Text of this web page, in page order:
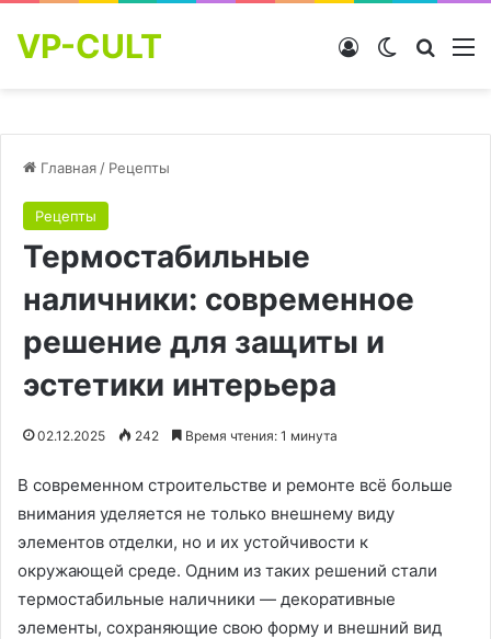
VP-CULT Switch skin
Войти
Главная / Рецепты
Рецепты
Термостабильные
наличники: современное
решение для защиты и
эстетики интерьера
02.12.2025 242 Время чтения: 1 минута
В современном строительстве и ремонте всё больше
внимания уделяется не только внешнему виду
элементов отделки, но и их устойчивости к
окружающей среде. Одним из таких решений стали
термостабильные наличники — декоративные
элементы, сохраняющие свою форму и внешний вид